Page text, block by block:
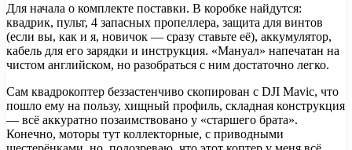
Для начала о комплекте поставки. В коробке найдутся:
квадрик, пульт, 4 запасных пропеллера, защита для винтов
(если вы, как и я, новичок — сразу ставьте её), аккумулятор,
кабель для его зарядки и инструкция. «Мануал» напечатан на
чистом английском, но разобраться с ним достаточно легко.
Сам квадрокоптер беззастенчиво скопирован с DJI Mavic, что
пошло ему на пользу, хищный профиль, складная конструкция
— всё аккуратно позаимствовано у «старшего брата».
Конечно, моторы тут коллекторные, с приводными